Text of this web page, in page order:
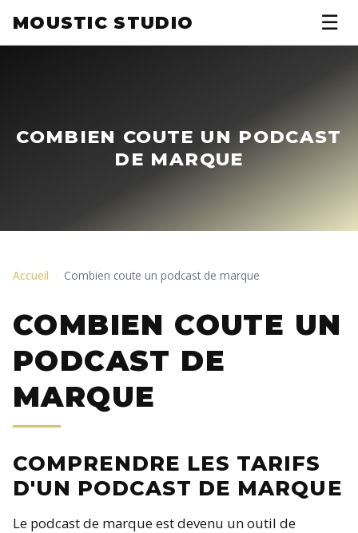
MOUSTIC STUDIO ☰
COMBIEN COUTE UN PODCAST
DE MARQUE
Accueil Combien coute un podcast de marque
COMBIEN COUTE UN
PODCAST DE
MARQUE
COMPRENDRE LES TARIFS
D'UN PODCAST DE MARQUE
Le podcast de marque est devenu un outil de